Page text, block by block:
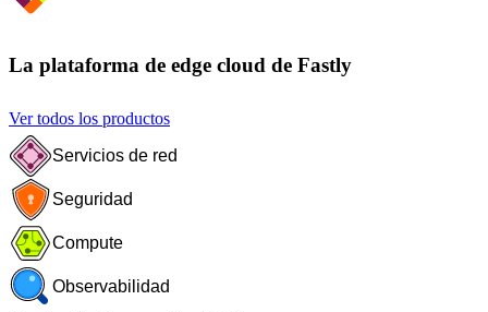
La plataforma de edge cloud de Fastly
Ver todos los productos
Servicios de red
Seguridad
Compute
Observabilidad